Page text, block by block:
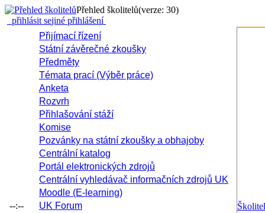
Přehled školitelů(verze: 30)
přihlásit sejiné přihlášení
--:--
Přijímací řízení
Státní závěrečné zkoušky
Předměty
Témata prací (Výběr práce)
Anketa
Rozvrh
Přihlašování stáží
Komise
Pozvánky na státní zkoušky a obhajoby
Centrální katalog
Portál elektronických zdrojů
Centrální vyhledávač informačních zdrojů UK
Moodle (E-learning)
UK Forum